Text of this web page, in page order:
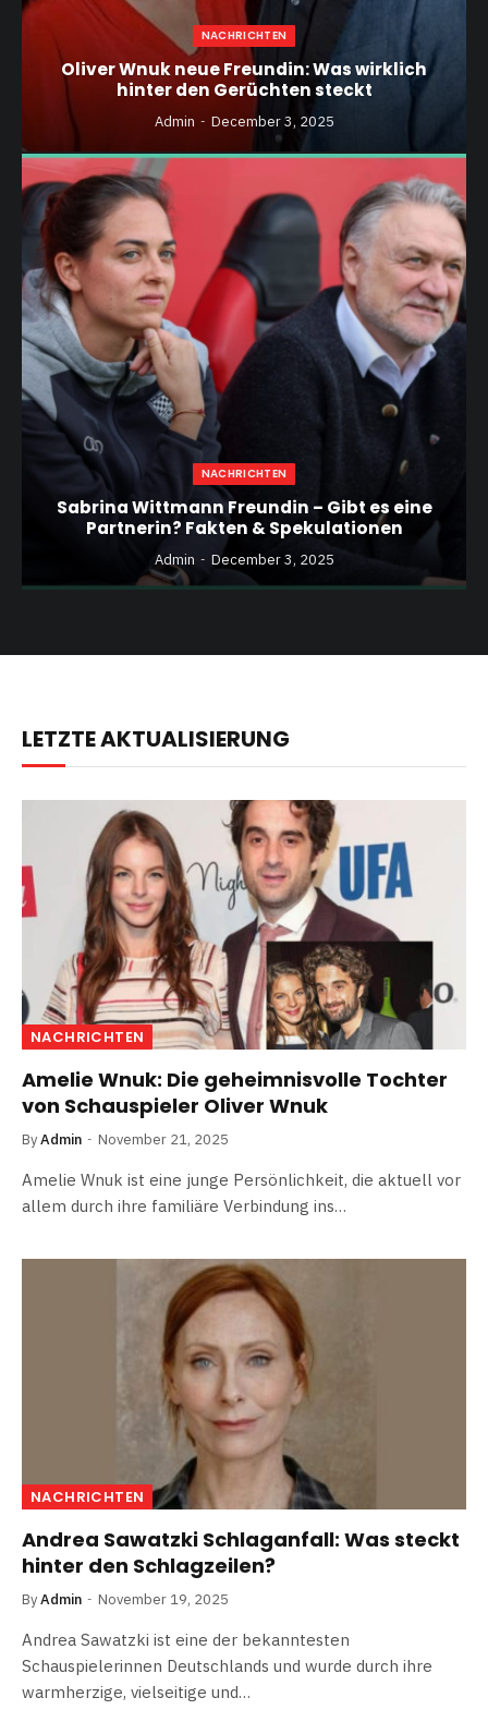
NACHRICHTEN
Oliver Wnuk neue Freundin: Was wirklich
hinter den Gerüchten steckt
Admin December 3, 2025
NACHRICHTEN
Sabrina Wittmann Freundin – Gibt es eine
Partnerin? Fakten & Spekulationen
Admin December 3, 2025
LETZTE AKTUALISIERUNG
NACHRICHTEN
Amelie Wnuk: Die geheimnisvolle Tochter
von Schauspieler Oliver Wnuk
ByAdmin November 21, 2025
Amelie Wnuk ist eine junge Persönlichkeit, die aktuell vor
allem durch ihre familiäre Verbindung ins…
NACHRICHTEN
Andrea Sawatzki Schlaganfall: Was steckt
hinter den Schlagzeilen?
ByAdmin November 19, 2025
Andrea Sawatzki ist eine der bekanntesten
Schauspielerinnen Deutschlands und wurde durch ihre
warmherzige, vielseitige und…